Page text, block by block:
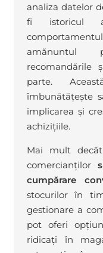
analiza datelor
fi istoricul
amănuntul
recomandările
parte.
îmbunătățește
implicarea și
achizițiile.
Mai mult
comercianților
cumpărare
stocurilor în
gestionare a
pot oferi
ridicați în